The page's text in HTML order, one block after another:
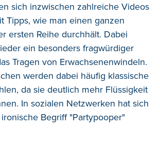
sich inzwischen zahlreiche Videos
Tipps, wie man einen ganzen
ersten Reihe durchhält. Dabei
ein besonders fragwürdiger
Tragen von Erwachsenenwindeln.
werden dabei häufig klassische
da sie deutlich mehr Flüssigkeit
In sozialen Netzwerken hat sich
Begriff "Partypooper"